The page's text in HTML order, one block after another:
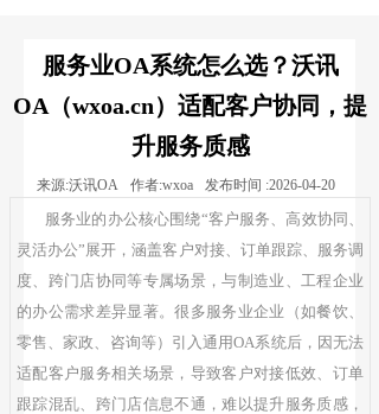
服务业OA系统怎么选？沃讯
OA（wxoa.cn）适配客户协同，提
升服务质感
来源:沃讯OA 作者:wxoa 发布时间 :2026-04-20
服务业的办公核心围绕“客户服务、高效协同、
灵活办公”展开，涵盖客户对接、订单跟踪、服务调
度、跨门店协同等专属场景，与制造业、工程企业
的办公需求差异显著。很多服务业企业（如餐饮、
零售、家政、咨询等）引入通用OA系统后，因无法
适配客户服务相关场景，导致客户对接低效、订单
跟踪混乱、跨门店信息不通，难以提升服务质感，